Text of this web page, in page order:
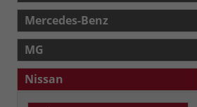
Mercedes-Benz
MG
Nissan